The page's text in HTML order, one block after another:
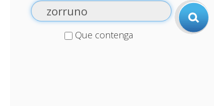
Que contenga